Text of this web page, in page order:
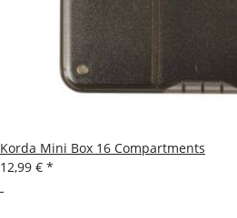
Korda Mini Box 16 Compartments
12,99 € *